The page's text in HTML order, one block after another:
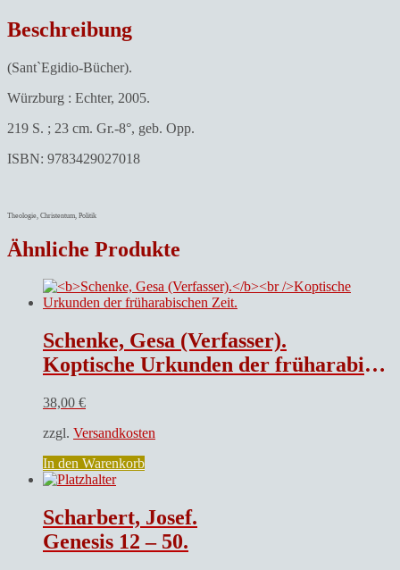
Beschreibung
(Sant`Egidio-Bücher).
Würzburg : Echter, 2005.
219 S. ; 23 cm. Gr.-8°, geb. Opp.
ISBN: 9783429027018
Theologie, Christentum, Politik
Ähnliche Produkte
Schenke, Gesa (Verfasser).
Koptische Urkunden der früharabischen Zeit.
38,00 €
zzgl. Versandkosten
In den Warenkorb
Scharbert, Josef.
Genesis 12 – 50.